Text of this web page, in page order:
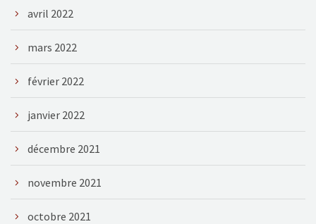
avril 2022
mars 2022
février 2022
janvier 2022
décembre 2021
novembre 2021
octobre 2021